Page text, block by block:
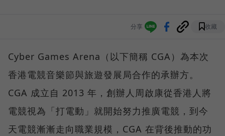
分享 收藏
Cyber Games Arena（以下簡稱 CGA）為本次
香港電競音樂節與旅遊發展局合作的承辦方。
CGA 成立自 2013 年，創辦人周啟康從香港人將
電競視為「打電動」就開始努力推廣電競，到今
天電競漸漸走向職業規模，CGA 在背後推動的功